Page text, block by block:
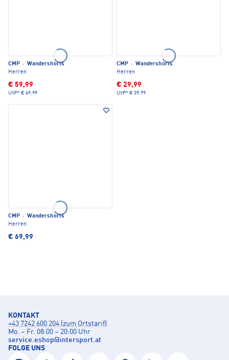
CMP · Wandershorts
Herren
€ 59,99
UVP* € 69,99
CMP · Wandershorts
Herren
€ 29,99
UVP* € 39,99
CMP · Wandershorts
Herren
€ 69,99
KONTAKT
+43 7242 600 204 (zum Ortstarif)
Mo. – Fr. 08:00 – 20:00 Uhr
service.eshop@intersport.at
FOLGE UNS